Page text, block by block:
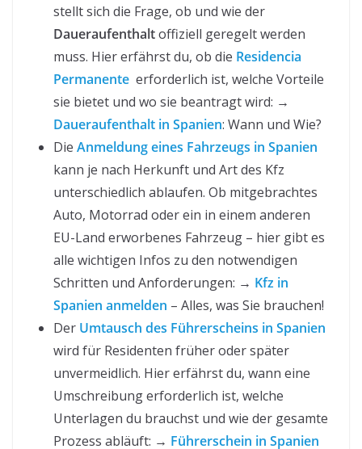
stellt sich die Frage, ob und wie der
Daueraufenthaltoffiziell geregelt werden
muss. Hier erfährst du, ob die Residencia
Permanente erforderlich ist, welche Vorteile
sie bietet und wo sie beantragt wird: →
Daueraufenthalt in Spanien: Wann und Wie?
Die Anmeldung eines Fahrzeugs in Spanien
kann je nach Herkunft und Art des Kfz
unterschiedlich ablaufen. Ob mitgebrachtes
Auto, Motorrad oder ein in einem anderen
EU-Land erworbenes Fahrzeug – hier gibt es
alle wichtigen Infos zu den notwendigen
Schritten und Anforderungen: → Kfz in
Spanien anmelden – Alles, was Sie brauchen!
Der Umtausch des Führerscheins in Spanien
wird für Residenten früher oder später
unvermeidlich. Hier erfährst du, wann eine
Umschreibung erforderlich ist, welche
Unterlagen du brauchst und wie der gesamte
Prozess abläuft: → Führerschein in Spanien